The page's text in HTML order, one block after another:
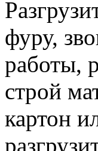
фуру,
работы,
строй
картон